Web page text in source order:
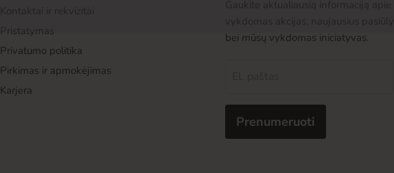
Pristatymas
Privatumo politika
Pirkimas ir apmokėjimas
Karjera
bei mūsų vykdomas iniciatyvas.
Prenumeruoti